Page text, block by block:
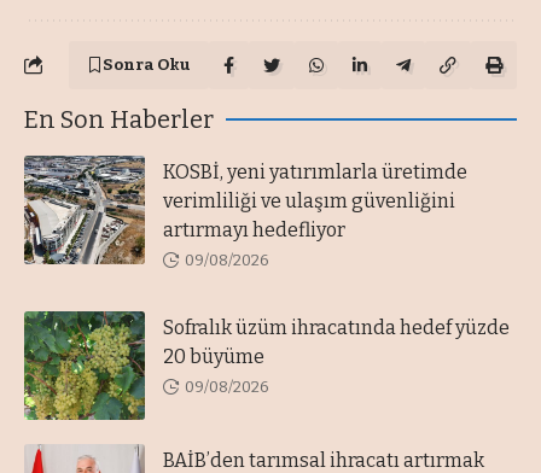
Sonra Oku
En Son Haberler
KOSBİ, yeni yatırımlarla üretimde
verimliliği ve ulaşım güvenliğini
artırmayı hedefliyor
09/08/2026
Sofralık üzüm ihracatında hedef yüzde
20 büyüme
09/08/2026
BAİB’den tarımsal ihracatı artırmak